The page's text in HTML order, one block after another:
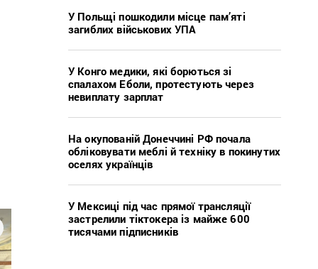
У Польщі пошкодили місце пам’яті
загиблих військових УПА
У Конго медики, які борються зі
спалахом Еболи, протестують через
невиплату зарплат
На окупованій Донеччині РФ почала
обліковувати меблі й техніку в покинутих
оселях українців
У Мексиці під час прямої трансляції
застрелили тіктокера із майже 600
тисячами підписників